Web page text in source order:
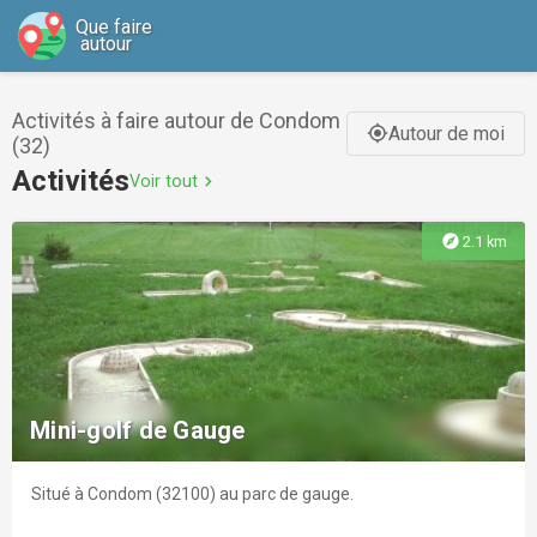
Que faire
autour
Activités à faire autour de Condom
(32)
gps_fixedAutour de moi
ActivitésVoir tout chevron_right
explore 2.1 km
Mini-golf de Gauge
Situé à Condom (32100) au parc de gauge.